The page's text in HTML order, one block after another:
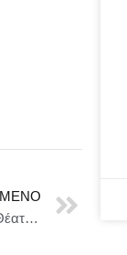
«Ο ΠΟΥΠΟΥΛΕΝΙΟΣ» για 2η χρονιά στο Σύγχρονο Θέατρο | Early bird μέχρι 16/9 | Νέο trailer